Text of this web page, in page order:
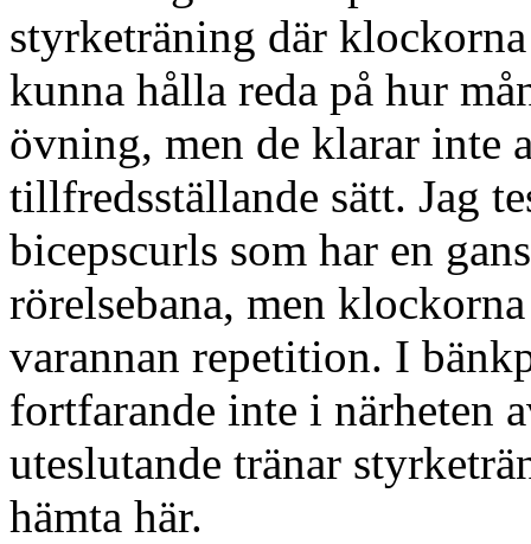
styrketräning där
kunna hålla reda på hur
övning, men de klarar inte
tillfredsställande sätt. Jag
bicepscurls som har en
rörelsebana, men
varannan repetition. I
fortfarande inte i närheten
uteslutande tränar
hämta här.